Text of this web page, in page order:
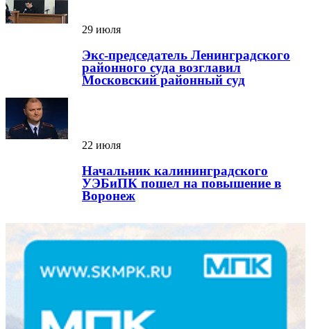
29 июля
Экс-председатель Ленинградского
районного суда возглавил
Московский районный суд
22 июля
Начальник калининградского
УЭБиПК пошел на повышение в
Воронеж